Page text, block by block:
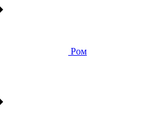
Ром